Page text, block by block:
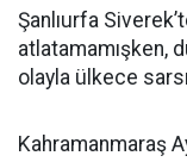
Şanlıurfa
atlatamamışken,
olayla ülkece
Kahramanmaraş